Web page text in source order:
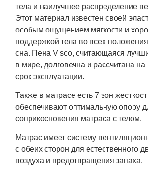
тела и наилучшее распределение
Этот материал известен своей
особым ощущением мягкости и
поддержкой тела во всех
сна. Пена Visco, считающаяся
в мире, долговечна и рассчитана на
срок эксплуатации.
Также в матрасе есть 7 зон
обеспечивают оптимальную опору
соприкосновения матраса с телом.
Матрас имеет систему
с обеих сторон для естественного
воздуха и предотвращения запаха.